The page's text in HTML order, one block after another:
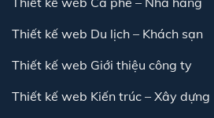
Thiết kế web Du lịch – Khách sạn
Thiết kế web Giới thiệu công ty
Thiết kế web Kiến trúc – Xây dựng